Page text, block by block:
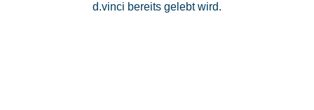
d.vinci bereits gelebt wird.